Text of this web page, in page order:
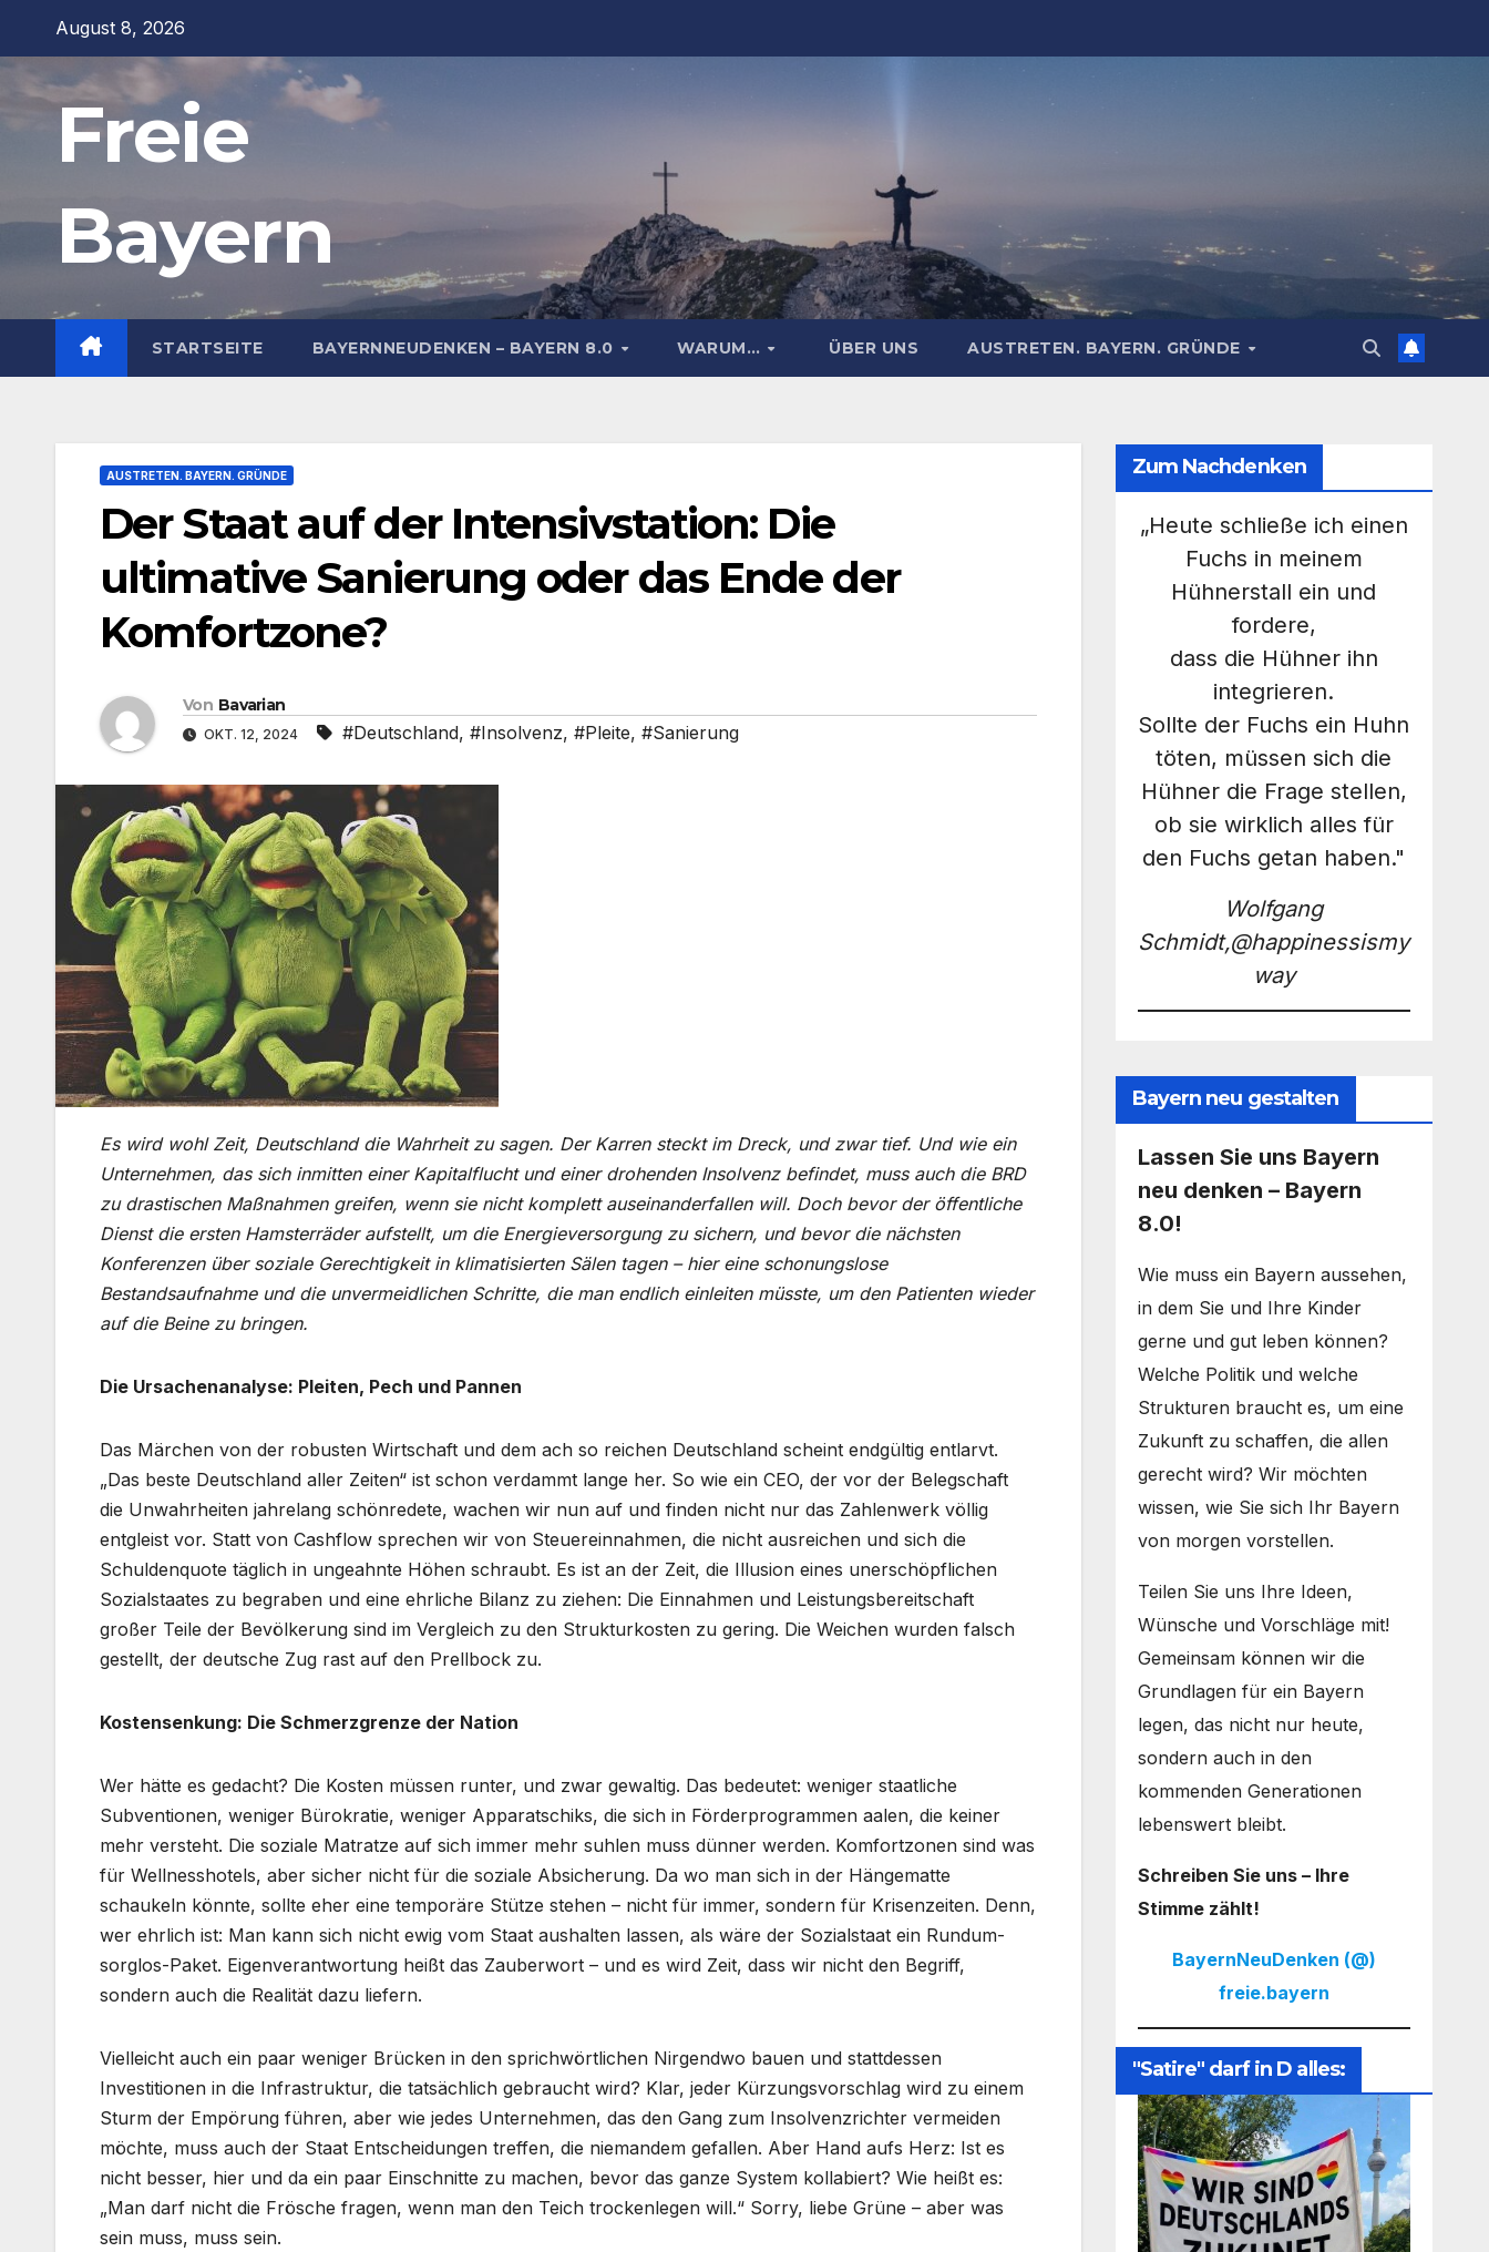
springen
August 8, 2026
Freie
Bayern
STARTSEITE BAYERNNEUDENKEN – BAYERN 8.0 WARUM… ÜBER UNS AUSTRETEN. BAYERN. GRÜNDE
AUSTRETEN. BAYERN. GRÜNDE
Der Staat auf der Intensivstation: Die
ultimative Sanierung oder das Ende der
Komfortzone?
Von Bavarian
OKT. 12, 2024 #Deutschland, #Insolvenz, #Pleite, #Sanierung
Es wird wohl Zeit, Deutschland die Wahrheit zu sagen. Der Karren steckt im Dreck, und zwar tief. Und wie ein
Unternehmen, das sich inmitten einer Kapitalflucht und einer drohenden Insolvenz befindet, muss auch die BRD
zu drastischen Maßnahmen greifen, wenn sie nicht komplett auseinanderfallen will. Doch bevor der öffentliche
Dienst die ersten Hamsterräder aufstellt, um die Energieversorgung zu sichern, und bevor die nächsten
Konferenzen über soziale Gerechtigkeit in klimatisierten Sälen tagen – hier eine schonungslose
Bestandsaufnahme und die unvermeidlichen Schritte, die man endlich einleiten müsste, um den Patienten wieder
auf die Beine zu bringen.
Die Ursachenanalyse: Pleiten, Pech und Pannen
Das Märchen von der robusten Wirtschaft und dem ach so reichen Deutschland scheint endgültig entlarvt.
„Das beste Deutschland aller Zeiten“ ist schon verdammt lange her. So wie ein CEO, der vor der Belegschaft
die Unwahrheiten jahrelang schönredete, wachen wir nun auf und finden nicht nur das Zahlenwerk völlig
entgleist vor. Statt von Cashflow sprechen wir von Steuereinnahmen, die nicht ausreichen und sich die
Schuldenquote täglich in ungeahnte Höhen schraubt. Es ist an der Zeit, die Illusion eines unerschöpflichen
Sozialstaates zu begraben und eine ehrliche Bilanz zu ziehen: Die Einnahmen und Leistungsbereitschaft
großer Teile der Bevölkerung sind im Vergleich zu den Strukturkosten zu gering. Die Weichen wurden falsch
gestellt, der deutsche Zug rast auf den Prellbock zu.
Kostensenkung: Die Schmerzgrenze der Nation
Wer hätte es gedacht? Die Kosten müssen runter, und zwar gewaltig. Das bedeutet: weniger staatliche
Subventionen, weniger Bürokratie, weniger Apparatschiks, die sich in Förderprogrammen aalen, die keiner
mehr versteht. Die soziale Matratze auf sich immer mehr suhlen muss dünner werden. Komfortzonen sind was
für Wellnesshotels, aber sicher nicht für die soziale Absicherung. Da wo man sich in der Hängematte
schaukeln könnte, sollte eher eine temporäre Stütze stehen – nicht für immer, sondern für Krisenzeiten. Denn,
wer ehrlich ist: Man kann sich nicht ewig vom Staat aushalten lassen, als wäre der Sozialstaat ein Rundum-
sorglos-Paket. Eigenverantwortung heißt das Zauberwort – und es wird Zeit, dass wir nicht den Begriff,
sondern auch die Realität dazu liefern.
Vielleicht auch ein paar weniger Brücken in den sprichwörtlichen Nirgendwo bauen und stattdessen
Investitionen in die Infrastruktur, die tatsächlich gebraucht wird? Klar, jeder Kürzungsvorschlag wird zu einem
Sturm der Empörung führen, aber wie jedes Unternehmen, das den Gang zum Insolvenzrichter vermeiden
möchte, muss auch der Staat Entscheidungen treffen, die niemandem gefallen. Aber Hand aufs Herz: Ist es
nicht besser, hier und da ein paar Einschnitte zu machen, bevor das ganze System kollabiert? Wie heißt es:
„Man darf nicht die Frösche fragen, wenn man den Teich trockenlegen will.“ Sorry, liebe Grüne – aber was
sein muss, muss sein.
Zum Nachdenken
„Heute schließe ich einen
Fuchs in meinem
Hühnerstall ein und
fordere,
dass die Hühner ihn
integrieren.
Sollte der Fuchs ein Huhn
töten, müssen sich die
Hühner die Frage stellen,
ob sie wirklich alles für
den Fuchs getan haben."
Wolfgang
Schmidt,@happinessismy
way
Bayern neu gestalten
Lassen Sie uns Bayern
neu denken – Bayern
8.0!
Wie muss ein Bayern aussehen,
in dem Sie und Ihre Kinder
gerne und gut leben können?
Welche Politik und welche
Strukturen braucht es, um eine
Zukunft zu schaffen, die allen
gerecht wird? Wir möchten
wissen, wie Sie sich Ihr Bayern
von morgen vorstellen.
Teilen Sie uns Ihre Ideen,
Wünsche und Vorschläge mit!
Gemeinsam können wir die
Grundlagen für ein Bayern
legen, das nicht nur heute,
sondern auch in den
kommenden Generationen
lebenswert bleibt.
Schreiben Sie uns – Ihre
Stimme zählt!
BayernNeuDenken (@)
freie.bayern
"Satire" darf in D alles: